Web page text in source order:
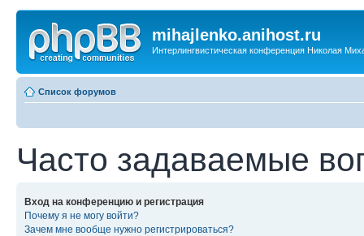
mihajlenko.anihost.ru
Интерлингвистическая конференция Николая
Список форумов
Часто задаваемые
Вход на конференцию и регистрация
Почему я не могу войти?
Зачем мне вообще нужно регистрироваться?